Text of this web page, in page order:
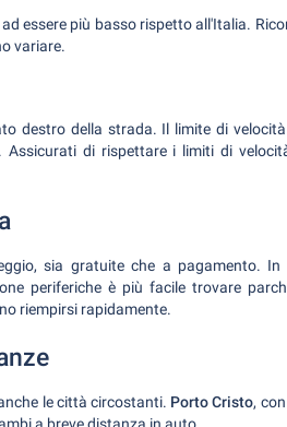
essere più basso rispetto all'Italia.
variare.
destro della strada. Il limite di
di rispettare i limiti di
sia gratuite che a pagamento.
periferiche è più facile trovare
riempirsi rapidamente.
le città circostanti. Porto Cristo,